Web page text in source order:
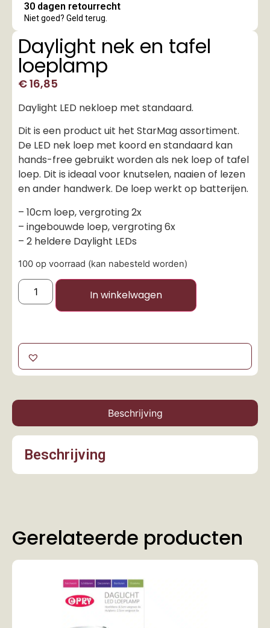
30 dagen retourrecht
Niet goed? Geld terug.
Daylight nek en tafel
loeplamp
€16,85
Daylight LED nekloep met standaard.
Dit is een product uit het StarMag assortiment.
De LED nek loep met koord en standaard kan
hands-free gebruikt worden als nek loep of tafel
loep. Dit is ideaal voor knutselen, naaien of lezen
en ander handwerk. De loep werkt op batterijen.
– 10cm loep, vergroting 2x
– ingebouwde loep, vergroting 6x
– 2 heldere Daylight LEDs
100 op voorraad (kan nabesteld worden)
In winkelwagen
Beschrijving
Beschrijving
Gerelateerde producten